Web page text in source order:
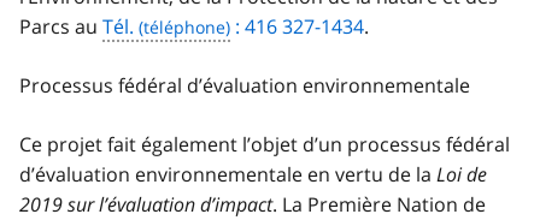
Parcs au Tél. : 416 327-1434.
Processus fédéral d’évaluation environnementale
Ce projet fait également l’objet d’un processus fédéral
d’évaluation environnementale en vertu de la Loi de
2019 sur l’évaluation d’impact. La Première Nation de